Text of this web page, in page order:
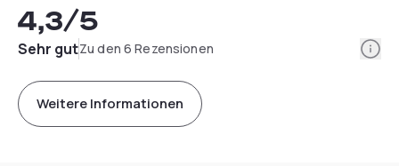
4,3/5
Sehr gutZu den 6 Rezensionen
Weitere Informationen